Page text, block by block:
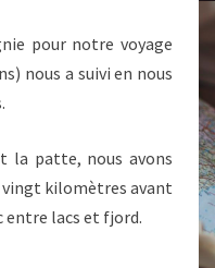
pour notre voyage
nous a suivi en nous
la patte, nous avons
kilomètres avant
entre lacs et fjord.